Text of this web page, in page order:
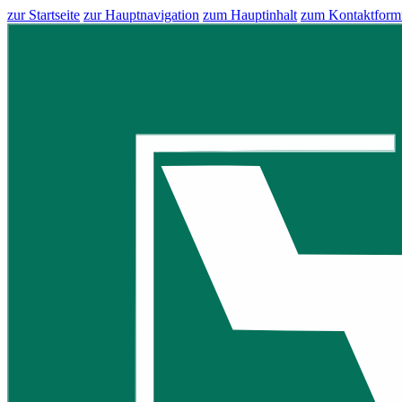
zur Startseite zur Hauptnavigation zum Hauptinhalt zum